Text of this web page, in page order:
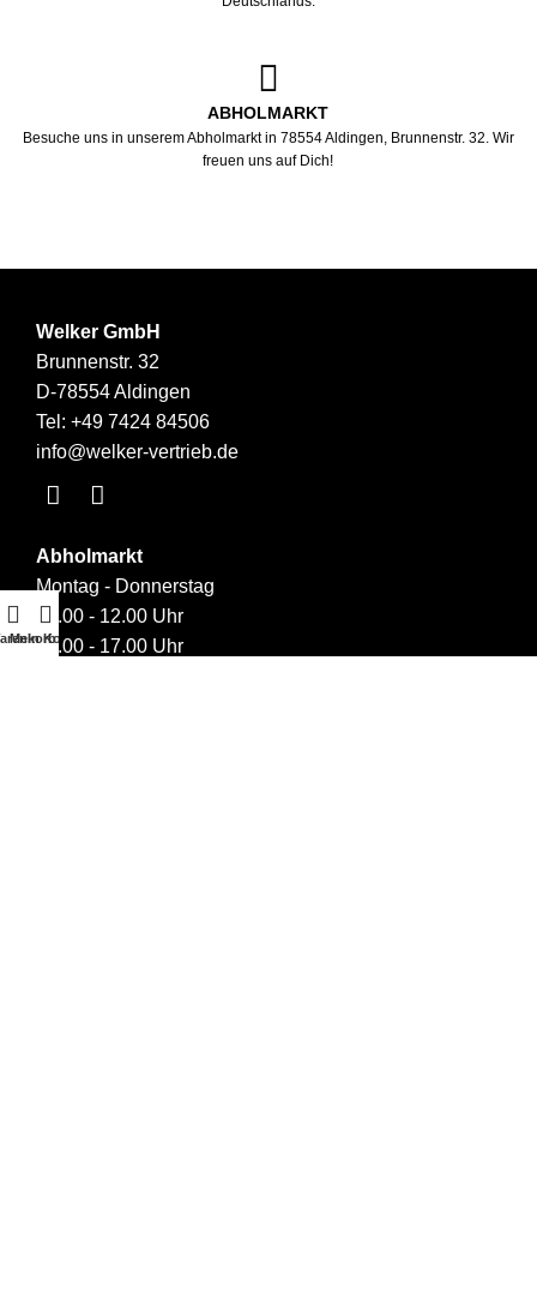
ABHOLMARKT
Besuche uns in unserem Abholmarkt in 78554 Aldingen, Brunnenstr. 32. Wir
freuen uns auf Dich!
Welker GmbH
Brunnenstr. 32
D-78554 Aldingen
Tel: +49 7424 84506
info@welker-vertrieb.de
Abholmarkt
Montag - Donnerstag
09.00 - 12.00 Uhr
14.00 - 17.00 Uhr
Mein Konto